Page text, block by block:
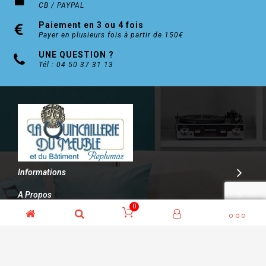
CB / PAYPAL
Paiement en 3 ou 4 fois
Payer en plusieurs fois à partir de 150€
UNE QUESTION ?
Tél : 04 50 37 31 13
Informations
A Propos
Contact
0